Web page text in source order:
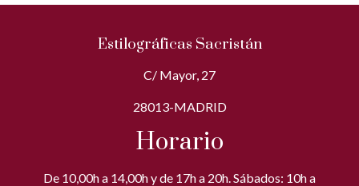
Estilográficas Sacristán
C/ Mayor, 27
28013-MADRID
Horario
De 10,00h a 14,00h y de 17h a 20h. Sábados: 10h a